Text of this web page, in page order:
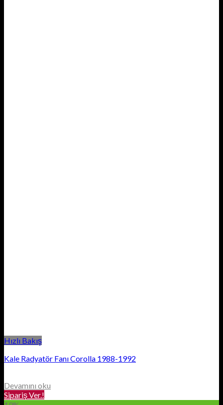
Hızlı Bakış
Kale Radyatör Fanı Corolla 1988-1992
Devamını oku
Sipariş Ver.!